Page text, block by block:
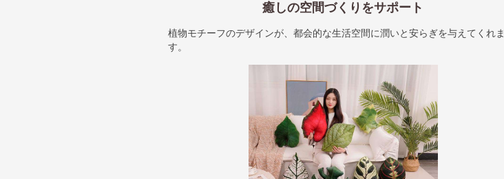
癒しの空間づくりをサポート
植物モチーフのデザインが、都会的な生活空間に潤いと安らぎを与えてくれま
す。